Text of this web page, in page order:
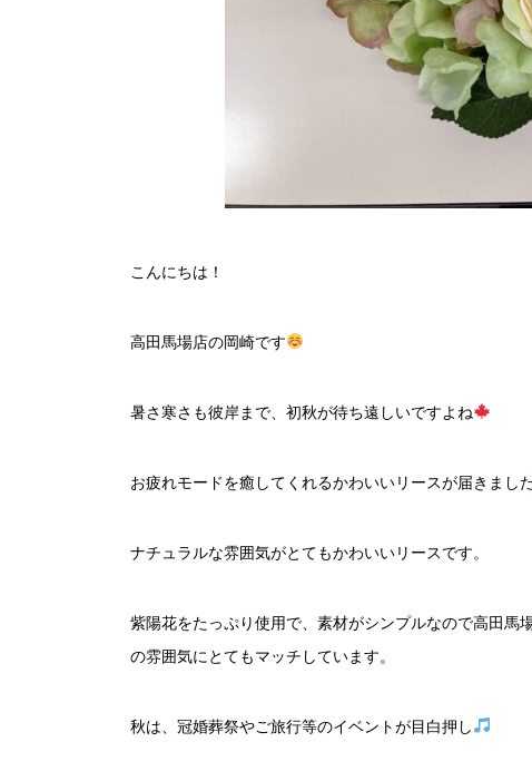
こんにちは！
高田馬場店の岡崎です
暑さ寒さも彼岸まで、初秋が待ち遠しいですよね
お疲れモードを癒してくれるかわいいリースが届きまし
ナチュラルな雰囲気がとてもかわいいリースです。
紫陽花をたっぷり使用で、素材がシンプルなので高田馬
の雰囲気にとてもマッチしています。
秋は、冠婚葬祭やご旅行等のイベントが目白押し